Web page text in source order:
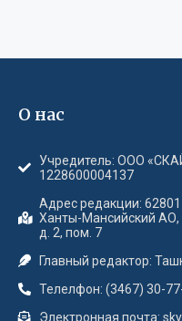
О нас
Учредитель: ООО
1228600004137
Адрес редакции:
Ханты-Мансийский АО,
д. 2, пом. 7
Главный редактор:
Телелфон: (3467) 30-
Электронная почта: